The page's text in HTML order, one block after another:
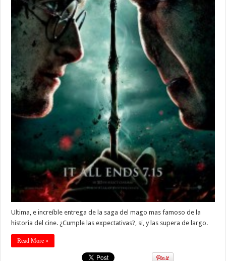
Ultima, e increíble entrega de la saga del mago mas famoso de la
historia del cine. ¿Cumple las expectativas?, si, y las supera de largo.
Read More »